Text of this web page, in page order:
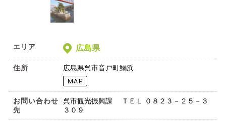
エリア 広島県
住所 広島県呉市音戸町鰯浜
お問い合わせ
先
呉市観光振興課 ＴＥＬ ０８２３－２５－３
３０９